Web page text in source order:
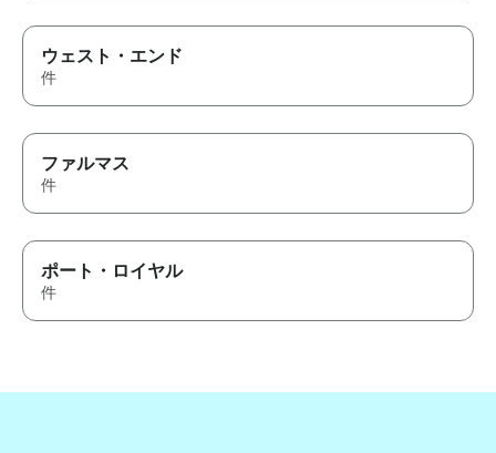
feel so
10/10—no
highly
unforgettable
ウェスト・エンド
件
ファルマス
件
ポート・ロイヤル
件